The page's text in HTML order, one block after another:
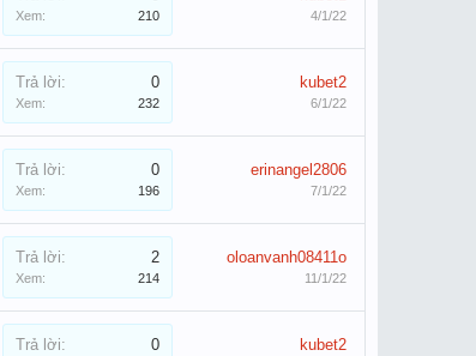
Xem: 210 4/1/22
Trả lời: 0
Xem: 232
kubet2
6/1/22
Trả lời: 0
Xem: 196
erinangel2806
7/1/22
Trả lời: 2
Xem: 214
oloanvanh08411o
11/1/22
Trả lời: 0 kubet2